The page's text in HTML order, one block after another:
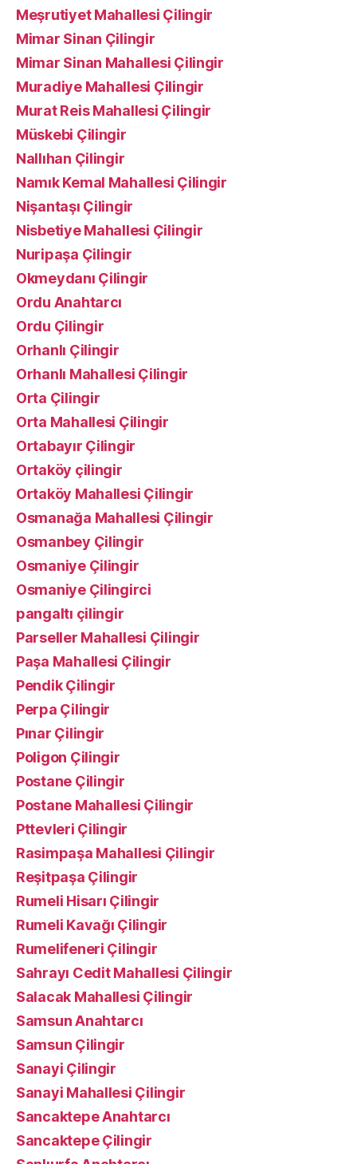
Meşrutiyet Mahallesi Çilingir
Mimar Sinan Çilingir
Mimar Sinan Mahallesi Çilingir
Muradiye Mahallesi Çilingir
Murat Reis Mahallesi Çilingir
Müskebi Çilingir
Nallıhan Çilingir
Namık Kemal Mahallesi Çilingir
Nişantaşı Çilingir
Nisbetiye Mahallesi Çilingir
Nuripaşa Çilingir
Okmeydanı Çilingir
Ordu Anahtarcı
Ordu Çilingir
Orhanlı Çilingir
Orhanlı Mahallesi Çilingir
Orta Çilingir
Orta Mahallesi Çilingir
Ortabayır Çilingir
Ortaköy çilingir
Ortaköy Mahallesi Çilingir
Osmanağa Mahallesi Çilingir
Osmanbey Çilingir
Osmaniye Çilingir
Osmaniye Çilingirci
pangaltı çilingir
Parseller Mahallesi Çilingir
Paşa Mahallesi Çilingir
Pendik Çilingir
Perpa Çilingir
Pınar Çilingir
Poligon Çilingir
Postane Çilingir
Postane Mahallesi Çilingir
Pttevleri Çilingir
Rasimpaşa Mahallesi Çilingir
Reşitpaşa Çilingir
Rumeli Hisarı Çilingir
Rumeli Kavağı Çilingir
Rumelifeneri Çilingir
Sahrayı Cedit Mahallesi Çilingir
Salacak Mahallesi Çilingir
Samsun Anahtarcı
Samsun Çilingir
Sanayi Çilingir
Sanayi Mahallesi Çilingir
Sancaktepe Anahtarcı
Sancaktepe Çilingir